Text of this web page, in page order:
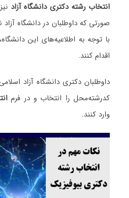
انتخاب رشته دکتری دانشگاه آزاد
صورتی که داوطلبان در دانشگاه آزاد
با توجه به اطلاعیه‌های این
اقدام کنند.
کدرشته‌محل را انتخاب و در فرم
وارد کنند.